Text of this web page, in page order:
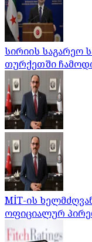
სირიის საგარეო
თურქეთში
MİT-ის
ოფიციალურ